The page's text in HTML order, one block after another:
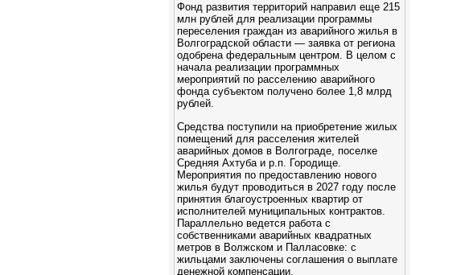
Фонд развития территорий направил еще 215
млн рублей для реализации программы
переселения граждан из аварийного жилья в
Волгоградской области — заявка от региона
одобрена федеральным центром. В целом с
начала реализации программных
мероприятий по расселению аварийного
фонда субъектом получено более 1,8 млрд
рублей.
Средства поступили на приобретение жилых
помещений для расселения жителей
аварийных домов в Волгограде, поселке
Средняя Ахтуба и р.п. Городище.
Мероприятия по предоставлению нового
жилья будут проводиться в 2027 году после
принятия благоустроенных квартир от
исполнителей муниципальных контрактов.
Параллельно ведется работа с
собственниками аварийных квадратных
метров в Волжском и Палласовке: с
жильцами заключены соглашения о выплате
денежной компенсации.